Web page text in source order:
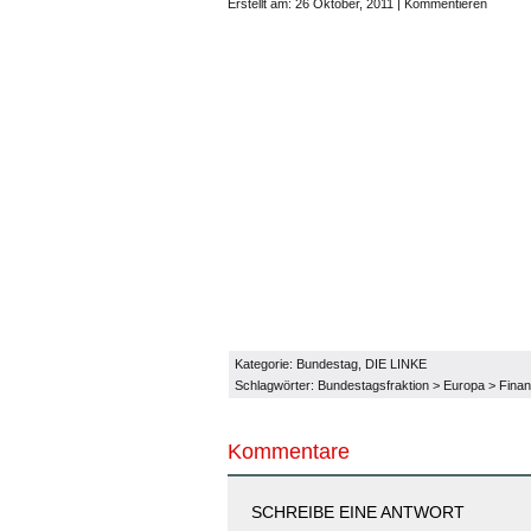
Erstellt am: 26 Oktober, 2011 | Kommentieren
Kategorie: Bundestag DIE LINKE
Schlagwörter: Bundestagsfraktion > Europa >
Kommentare
SCHREIBE EINE ANTWORT